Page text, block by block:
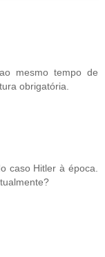
mesmo tempo de
obrigatória.
caso Hitler à época.